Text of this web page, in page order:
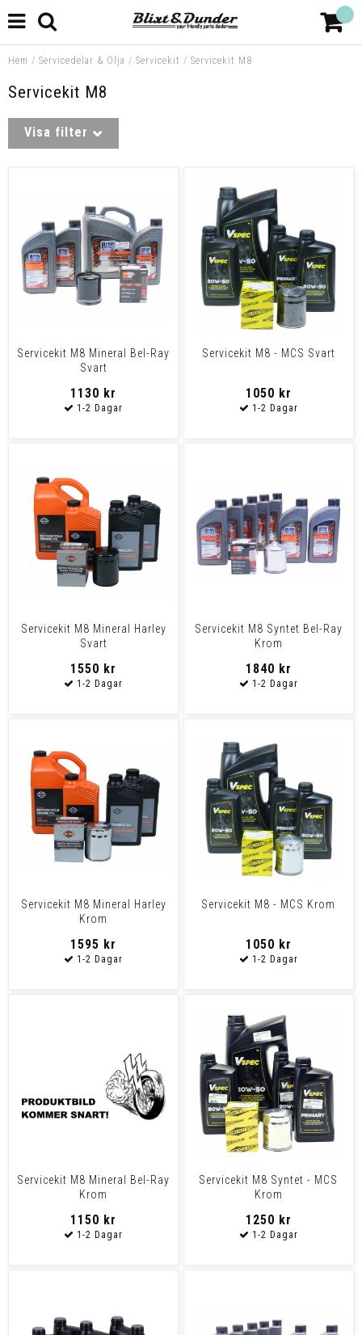
Hem / Servicedelar & Olja / Servicekit / Servicekit M8
Servicekit M8
Visa filter
Servicekit M8 Mineral Bel-Ray
Svart
1130 kr
Servicekit M8 - MCS Svart
1050 kr
Servicekit M8 Mineral Harley
Svart
1550 kr
Servicekit M8 Syntet Bel-Ray
Krom
1840 kr
Servicekit M8 Mineral Harley
Krom
1595 kr
Servicekit M8 - MCS Krom
1050 kr
Servicekit M8 Mineral Bel-Ray
Krom
1150 kr
Servicekit M8 Syntet - MCS
Krom
1250 kr